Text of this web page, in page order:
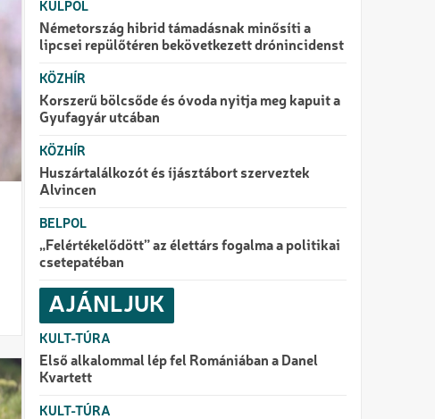
KÜLPOL
Németország hibrid támadásnak minősíti a
lipcsei repülőtéren bekövetkezett drónincidenst
KÖZHÍR
Korszerű bölcsőde és óvoda nyitja meg kapuit a
Gyufagyár utcában
KÖZHÍR
Huszártalálkozót és íjásztábort szerveztek
Alvincen
BELPOL
„Felértékelődött” az élettárs fogalma a politikai
csetepatéban
AJÁNLJUK
KULT-TÚRA
Első alkalommal lép fel Romániában a Danel
Kvartett
KULT-TÚRA